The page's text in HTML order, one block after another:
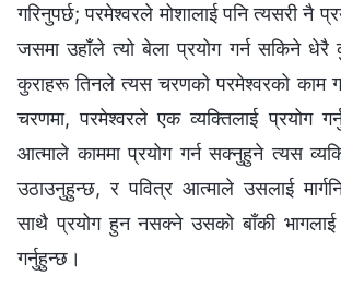
गरिनुपर्छ; परमेश्‍वरले मोशालाई पनि त्यसरी नै
जसमा उहाँले त्यो बेला प्रयोग गर्न सकिने धेरै
कुराहरू तिनले त्यस चरणको परमेश्‍वरको काम
चरणमा, परमेश्‍वरले एक व्यक्तिलाई प्रयोग
आत्माले काममा प्रयोग गर्न सक्नुहुने त्यस
उठाउनुहुन्छ, र पवित्र आत्माले उसलाई
साथै प्रयोग हुन नसक्ने उसको बाँकी भागलाई
गर्नुहुन्छ।